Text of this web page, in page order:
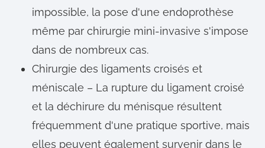
impossible, la pose d'une endoprothèse
même par chirurgie mini-invasive s'impose
dans de nombreux cas.
Chirurgie des ligaments croisés et
méniscale – La rupture du ligament croisé
et la déchirure du ménisque résultent
fréquemment d'une pratique sportive, mais
elles peuvent également survenir dans le